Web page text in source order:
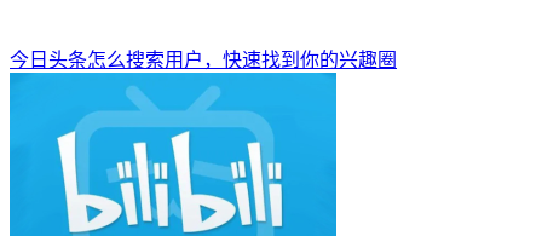
今日头条怎么搜索用户，快速找到你的兴趣圈